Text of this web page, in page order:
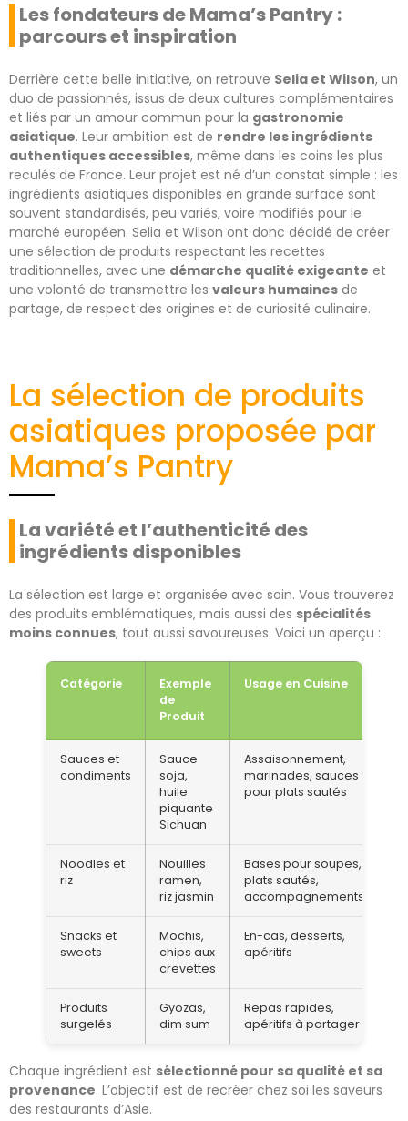
Les fondateurs de Mama’s Pantry :
parcours et inspiration
Derrière cette belle initiative, on retrouve Selia et Wilson, un
duo de passionnés, issus de deux cultures complémentaires
et liés par un amour commun pour la gastronomie
asiatique. Leur ambition est de rendre les ingrédients
authentiques accessibles, même dans les coins les plus
reculés de France. Leur projet est né d’un constat simple : les
ingrédients asiatiques disponibles en grande surface sont
souvent standardisés, peu variés, voire modifiés pour le
marché européen. Selia et Wilson ont donc décidé de créer
une sélection de produits respectant les recettes
traditionnelles, avec une démarche qualité exigeante et
une volonté de transmettre les valeurs humaines de
partage, de respect des origines et de curiosité culinaire.
La sélection de produits
asiatiques proposée par
Mama’s Pantry
La variété et l’authenticité des
ingrédients disponibles
La sélection est large et organisée avec soin. Vous trouverez
des produits emblématiques, mais aussi des spécialités
moins connues, tout aussi savoureuses. Voici un aperçu :
Catégorie
Exemple
de
Produit
Usage en Cuisine
Sauces et
condiments
Sauce
soja,
huile
piquante
Sichuan
Assaisonnement,
marinades, sauces
pour plats sautés
Noodles et
riz
Nouilles
ramen,
riz jasmin
Bases pour soupes,
plats sautés,
accompagnements
Snacks et
sweets
Mochis,
chips aux
crevettes
En-cas, desserts,
apéritifs
Produits
surgelés
Gyozas,
dim sum
Repas rapides,
apéritifs à partager
Chaque ingrédient est sélectionné pour sa qualité et sa
provenance. L’objectif est de recréer chez soi les saveurs
des restaurants d’Asie.